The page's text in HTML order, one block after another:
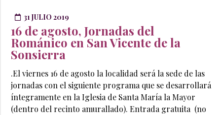
31 JULIO 2019
16 de agosto, Jornadas del
Románico en San Vicente de la
Sonsierra
.El viernes 16 de agosto la localidad será la sede de las
jornadas con el siguiente programa que se desarrollará
íntegramente en la Iglesia de Santa María la Mayor
(dentro del recinto amurallado). Entrada gratuita (no